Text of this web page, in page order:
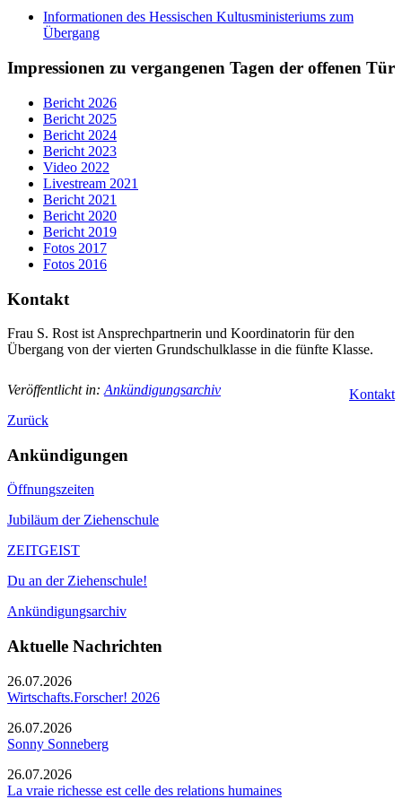
Informationen des Hessischen Kultusministeriums zum
Übergang
Impressionen zu vergangenen Tagen der offenen Tür
Bericht 2026
Bericht 2025
Bericht 2024
Bericht 2023
Video 2022
Livestream 2021
Bericht 2021
Bericht 2020
Bericht 2019
Fotos 2017
Fotos 2016
Kontakt
Frau S. Rost ist Ansprechpartnerin und Koordinatorin für den
Übergang von der vierten Grundschulklasse in die fünfte Klasse.
Kontakt
Veröffentlicht in: Ankündigungsarchiv
Zurück
Ankündigungen
Öffnungszeiten
Jubiläum der Ziehenschule
ZEITGEIST
Du an der Ziehenschule!
Ankündigungsarchiv
Aktuelle Nachrichten
26.07.2026
Wirtschafts.Forscher! 2026
26.07.2026
Sonny Sonneberg
26.07.2026
La vraie richesse est celle des relations humaines